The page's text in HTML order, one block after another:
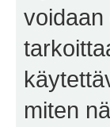
miten